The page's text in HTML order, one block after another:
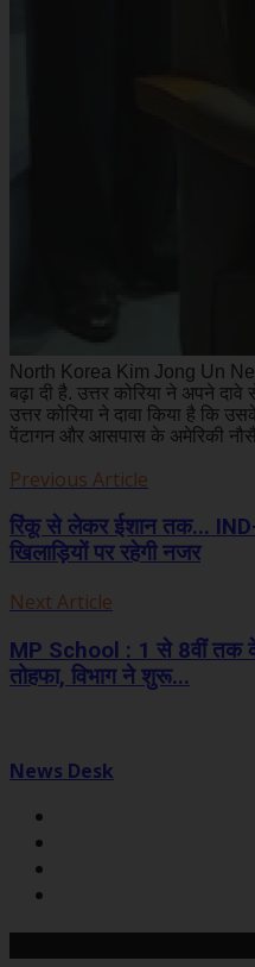
North Korea Kim Jong Un
बढ़ा दी है. उत्तर कोरिया ने अपने
उत्तर कोरिया ने दावा किया है कि
पेंटागन और आसपास के अमेरिकी
Previous Article
रिंकू से लेकर ईशान तक...
खिलाड़ियों पर रहेगी नजर
Next Article
MP School : 1 से 8वीं तक के
तोहफा, विभाग ने शुरू...
News Desk